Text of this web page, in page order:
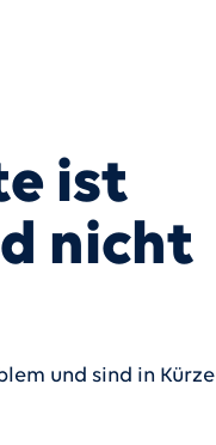
ist
nicht
und sind in Kürze